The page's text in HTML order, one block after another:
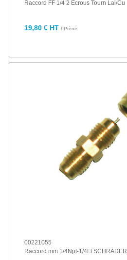
Raccord FF 1/4 2 Ecrous Tourn Lai/Cu
19,80 € HT / Pièce
00221055
Raccord mm 1/4Npt-1/4Fl SCHRADER